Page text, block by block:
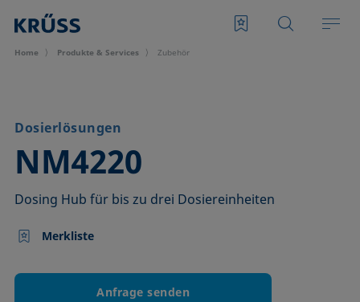
Home Produkte & Services Zubehör
Dosierlösungen
NM4220
–
Dosing Hub für bis zu drei Dosiereinheiten
Merkliste
Anfrage senden